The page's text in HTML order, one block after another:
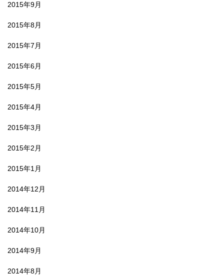
2015年9月
2015年8月
2015年7月
2015年6月
2015年5月
2015年4月
2015年3月
2015年2月
2015年1月
2014年12月
2014年11月
2014年10月
2014年9月
2014年8月